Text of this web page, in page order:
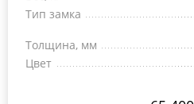
Тип замка
Толщина, мм
Цвет